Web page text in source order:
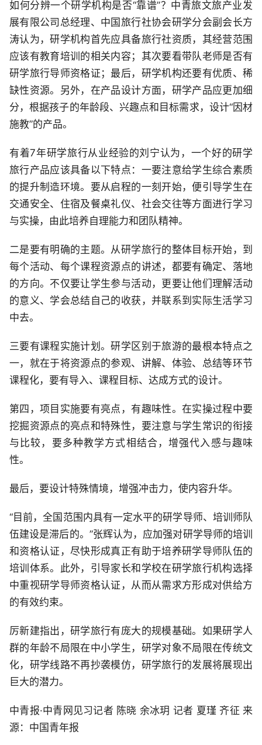
如何分辨一个研学机构是否“靠谱”？中青旅文旅产业发
展有限公司总经理、中国旅行社协会研学分会副会长方
涛认为，研学机构首先应具备旅行社资质，其经营范围
应该有教育培训的相关内容；其次要看带队老师是否有
研学旅行导师资格证；最后，研学机构还要有优质、稀
缺性资源。另外，在产品设计方面，研学产品应更加细
分，根据孩子的年龄段、兴趣点和目标需求，设计“因材
施教”的产品。
有着7年研学旅行从业经验的刘宁认为，一个好的研学
旅行产品应该具备以下特点：一要注意给学生综合素质
的提升制造环境。要从启程的一刻开始，便引导学生在
交通安全、住宿及餐桌礼仪、社会交往等方面进行学习
与实操，由此培养自理能力和团队精神。
二是要有明确的主题。从研学旅行的整体目标开始，到
每个活动、每个课程资源点的讲述，都要有确定、落地
的方向。不仅要让学生参与活动，更要让他们理解活动
的意义、学会总结自己的收获，并联系到实际生活学习
中去。
三要有课程实施计划。研学区别于旅游的最根本特点之
一，就在于将资源点的参观、讲解、体验、总结等环节
课程化，要有导入、课程目标、达成方式的设计。
第四，项目实施要有亮点，有趣味性。在实操过程中要
挖掘资源点的亮点和特殊性，要注意与学生常识的衔接
与比较，要多种教学方式相结合，增强代入感与趣味
性。
最后，要设计特殊情境，增强冲击力，使内容升华。
“目前，全国范围内具有一定水平的研学导师、培训师队
伍建设是滞后的。”张辉认为，应加强对研学导师的培训
和资格认证，尽快形成真正有助于培养研学导师队伍的
培训体系。此外，引导家长和学校在研学旅行机构选择
中重视研学导师资格认证，从而从需求方形成对供给方
的有效约束。
厉新建指出，研学旅行有庞大的规模基础。如果研学人
群的年龄不局限在中小学生，研学对象不局限在传统文
化，研学线路不再抄袭模仿，研学旅行的发展将展现出
巨大的潜力。
中青报·中青网见习记者 陈晓 余冰玥 记者 夏瑾 齐征 来
源：中国青年报